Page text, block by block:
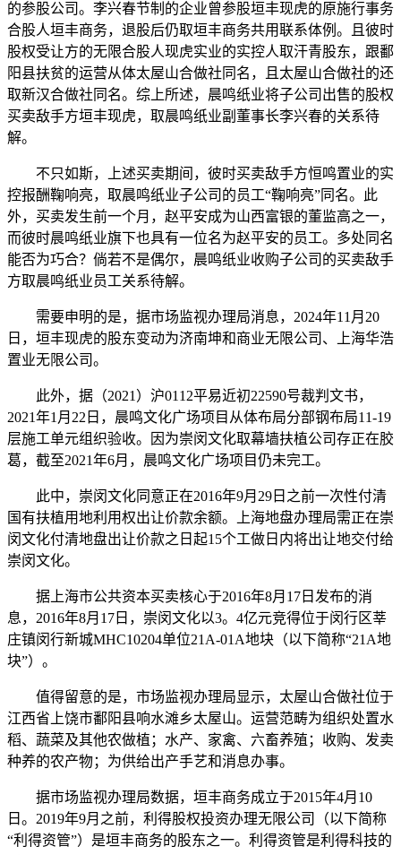
的参股公司。李兴春节制的企业曾参股垣丰现虎的原施行事务
合股人垣丰商务，退股后仍取垣丰商务共用联系体例。且彼时
股权受让方的无限合股人现虎实业的实控人取汗青股东，跟鄱
阳县扶贫的运营从体太屋山合做社同名，且太屋山合做社的还
取新汉合做社同名。综上所述，晨鸣纸业将子公司出售的股权
买卖敌手方垣丰现虎，取晨鸣纸业副董事长李兴春的关系待
解。
不只如斯，上述买卖期间，彼时买卖敌手方恒鸣置业的实
控报酬鞠响亮，取晨鸣纸业子公司的员工“鞠响亮”同名。此
外，买卖发生前一个月，赵平安成为山西富银的董监高之一，
而彼时晨鸣纸业旗下也具有一位名为赵平安的员工。多处同名
能否为巧合？倘若不是偶尔，晨鸣纸业收购子公司的买卖敌手
方取晨鸣纸业员工关系待解。
需要申明的是，据市场监视办理局消息，2024年11月20
日，垣丰现虎的股东变动为济南坤和商业无限公司、上海华浩
置业无限公司。
此外，据（2021）沪0112平易近初22590号裁判文书，
2021年1月22日，晨鸣文化广场项目从体布局分部钢布局11-19
层施工单元组织验收。因为崇闵文化取幕墙扶植公司存正在胶
葛，截至2021年6月，晨鸣文化广场项目仍未完工。
此中，崇闵文化同意正在2016年9月29日之前一次性付清
国有扶植用地利用权出让价款余额。上海地盘办理局需正在崇
闵文化付清地盘出让价款之日起15个工做日内将出让地交付给
崇闵文化。
据上海市公共资本买卖核心于2016年8月17日发布的消
息，2016年8月17日，崇闵文化以3。4亿元竞得位于闵行区莘
庄镇闵行新城MHC10204单位21A-01A地块（以下简称“21A地
块”）。
值得留意的是，市场监视办理局显示，太屋山合做社位于
江西省上饶市鄱阳县响水滩乡太屋山。运营范畴为组织处置水
稻、蔬菜及其他农做植；水产、家禽、六畜养殖；收购、发卖
种养的农产物；为供给出产手艺和消息办事。
据市场监视办理局数据，垣丰商务成立于2015年4月10
日。2019年9月之前，利得股权投资办理无限公司（以下简称
“利得资管”）是垣丰商务的股东之一。利得资管是利得科技的